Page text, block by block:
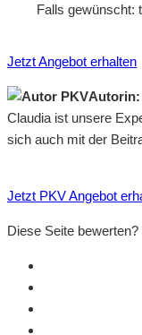
Falls gewünscht:
Jetzt Angebot erhalten
Autorin:
Claudia ist unsere
sich auch mit der
Jetzt PKV Angebot
Diese Seite bewerten?